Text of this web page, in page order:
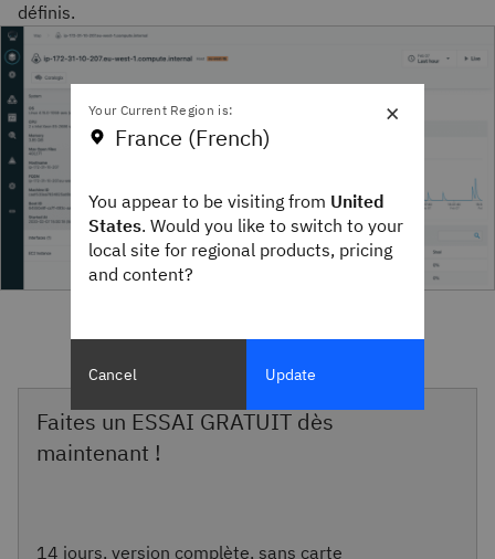
définis.
Faites un ESSAI GRATUIT dès
maintenant !
14 jours, version complète, sans carte
×
Your Current Region is:
France (French)
You appear to be visiting from United
States. Would you like to switch to your
local site for regional products, pricing
and content?
Cancel Update